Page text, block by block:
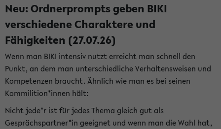
Neu: Ordnerprompts geben BIKI
verschiedene Charaktere und
Fähigkeiten (27.07.26)
Wenn man BIKI intensiv nutzt erreicht man schnell den
Punkt, an dem man unterschiedliche Verhaltensweisen und
Kompetenzen braucht. Ähnlich wie man es bei seinen
Kommilition*innen hält:
Nicht jede*r ist für jedes Thema gleich gut als
Gesprächspartner*in geeignet und wenn man die Wahl hat,